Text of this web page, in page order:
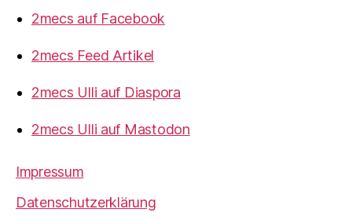
2mecs auf Facebook
2mecs Feed Artikel
2mecs Ulli auf Diaspora
2mecs Ulli auf Mastodon
Impressum
Datenschutzerklärung